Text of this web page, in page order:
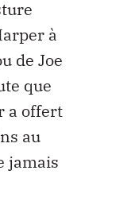
à
de Joe
que
a offert
au
jamais